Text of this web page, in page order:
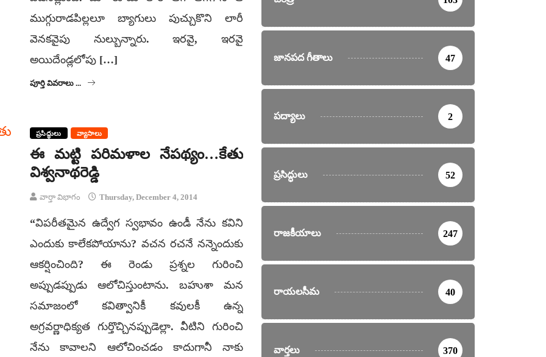
ముగ్గురాడపిల్లలూ బ్యాగులు పుచ్చుకొని లారీ
వెనకవైపు నుల్బున్నారు. ఇరవై, ఇరవై
అయిదేండ్లలోపు […]
పూర్తి వివరాలు ...
ప్రసిద్ధులు వ్యాసాలు
ఈ మట్టి పరిమళాల నేపథ్యం…కేతు
విశ్వనాథరెడ్డి
వార్తా విభాగం Thursday, December 4, 2014
“విపరీతమైన ఉద్వేగ స్వభావం ఉండీ నేను కవిని
ఎందుకు కాలేకపోయాను? వచన రచనే నన్నెందుకు
ఆకర్షించింది? ఈ రెండు ప్రశ్నల గురించి
అప్పుడప్పుడు ఆలోచిస్తుంటాను. బహుశా మన
సమాజంలో కవిత్వానికీ కవులకీ ఉన్న
అగ్రవర్ణాధిక్యత గుర్తొచ్చినప్పుడెల్లా. వీటిని గురించి
నేను కావాలని ఆలోచించడం కాదుగానీ నాకు
జానపద గీతాలు 47
పద్యాలు 2
ప్రసిద్ధులు 52
రాజకీయాలు 247
రాయలసీమ 40
వార్తలు 370